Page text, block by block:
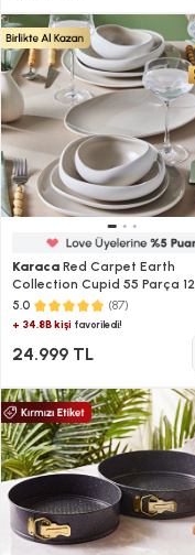
Karaca Red Carpet Earth
Collection Cupid 55 Parça 12
Kişilik Yemek Takımı
5.0 (87)
+ 34.8B kişi favoriledi!
24.999 TL